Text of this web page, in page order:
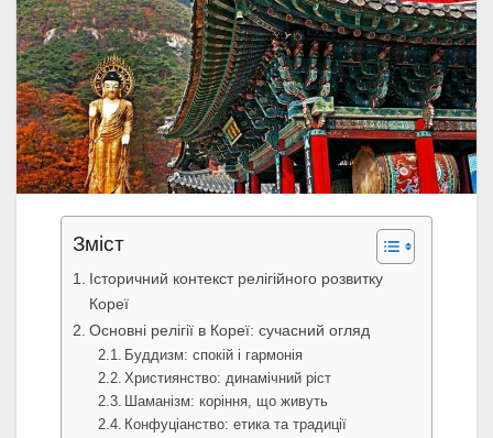
Зміст
Історичний контекст релігійного розвитку
Кореї
Основні релігії в Кореї: сучасний огляд
Буддизм: спокій і гармонія
Християнство: динамічний ріст
Шаманізм: коріння, що живуть
Конфуціанство: етика та традиції